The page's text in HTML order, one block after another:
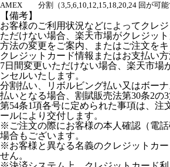
AMEX
分割（3,5,6,10,12,15,18,20,24 回が可能
【備考】
お客様のご利用状況などによってクレ
ただけない場合、楽天市場がクレジッ
方法の変更をご案内、またはご注文をキ
クレジットカード情報またはお支払い方
7日間変更いただけない場合、楽天市場
ンセルいたします。
分割払い、リボルビング払い又はボー
払いとなる場合、割賦販売法第30条2の
第54条1項各号に定められた事項は、注
ールにより交付します。
※ご注文の際にお客様の本人確認（電
場合もございます。
※お客様と異なる名義のクレジットカ
せん。